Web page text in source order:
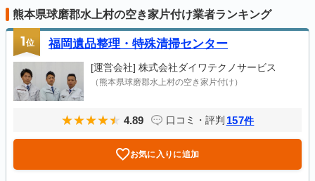
熊本県球磨郡水上村の空き家片付け業者ランキング
1位 福岡遺品整理・特殊清掃センター
[運営会社] 株式会社ダイワテクノサービス
（熊本県球磨郡水上村の空き家片付け）
4.89 口コミ・評判 157件
お気に入りに追加